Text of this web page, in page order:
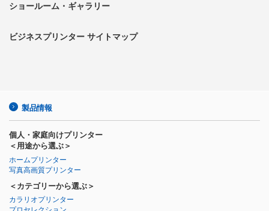
ショールーム・ギャラリー
ビジネスプリンター サイトマップ
製品情報
個人・家庭向けプリンター
＜用途から選ぶ＞
ホームプリンター
写真高画質プリンター
＜カテゴリーから選ぶ＞
カラリオプリンター